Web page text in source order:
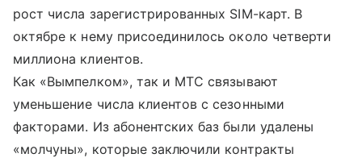
рост числа зарегистрированных SIM-карт. В
октябре к нему присоединилось около четверти
миллиона клиентов.
Как «Вымпелком», так и МТС связывают
уменьшение числа клиентов с сезонными
факторами. Из абонентских баз были удалены
«молчуны», которые заключили контракты